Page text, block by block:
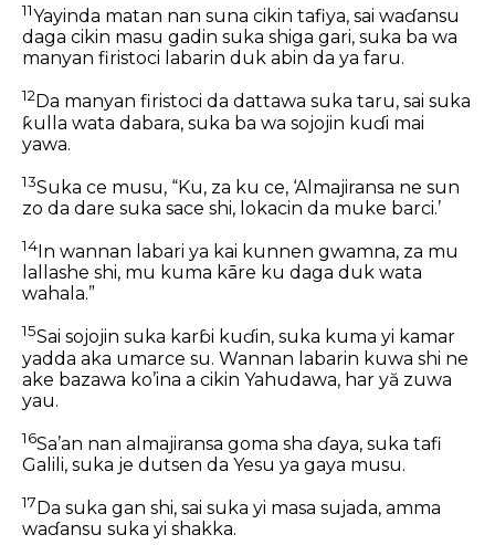
11Yayinda matan nan suna cikin tafiya, sai waɗansu
daga cikin masu gadin suka shiga gari, suka ba wa
manyan firistoci labarin duk abin da ya faru.
12Da manyan firistoci da dattawa suka taru, sai suka
ƙulla wata dabara, suka ba wa sojojin kuɗi mai
yawa.
13Suka ce musu, “Ku, za ku ce, ‘Almajiransa ne sun
zo da dare suka sace shi, lokacin da muke barci.’
14 In wannan labari ya kai kunnen gwamna, za mu
lallashe shi, mu kuma kāre ku daga duk wata
wahala.”
15Sai sojojin suka karɓi kuɗin, suka kuma yi kamar
yadda aka umarce su. Wannan labarin kuwa shi ne
ake bazawa ko’ina a cikin Yahudawa, har yă zuwa
yau.
16Sa’an nan almajiransa goma sha ɗaya, suka tafi
Galili, suka je dutsen da Yesu ya gaya musu.
17 Da suka gan shi, sai suka yi masa sujada, amma
waɗansu suka yi shakka.